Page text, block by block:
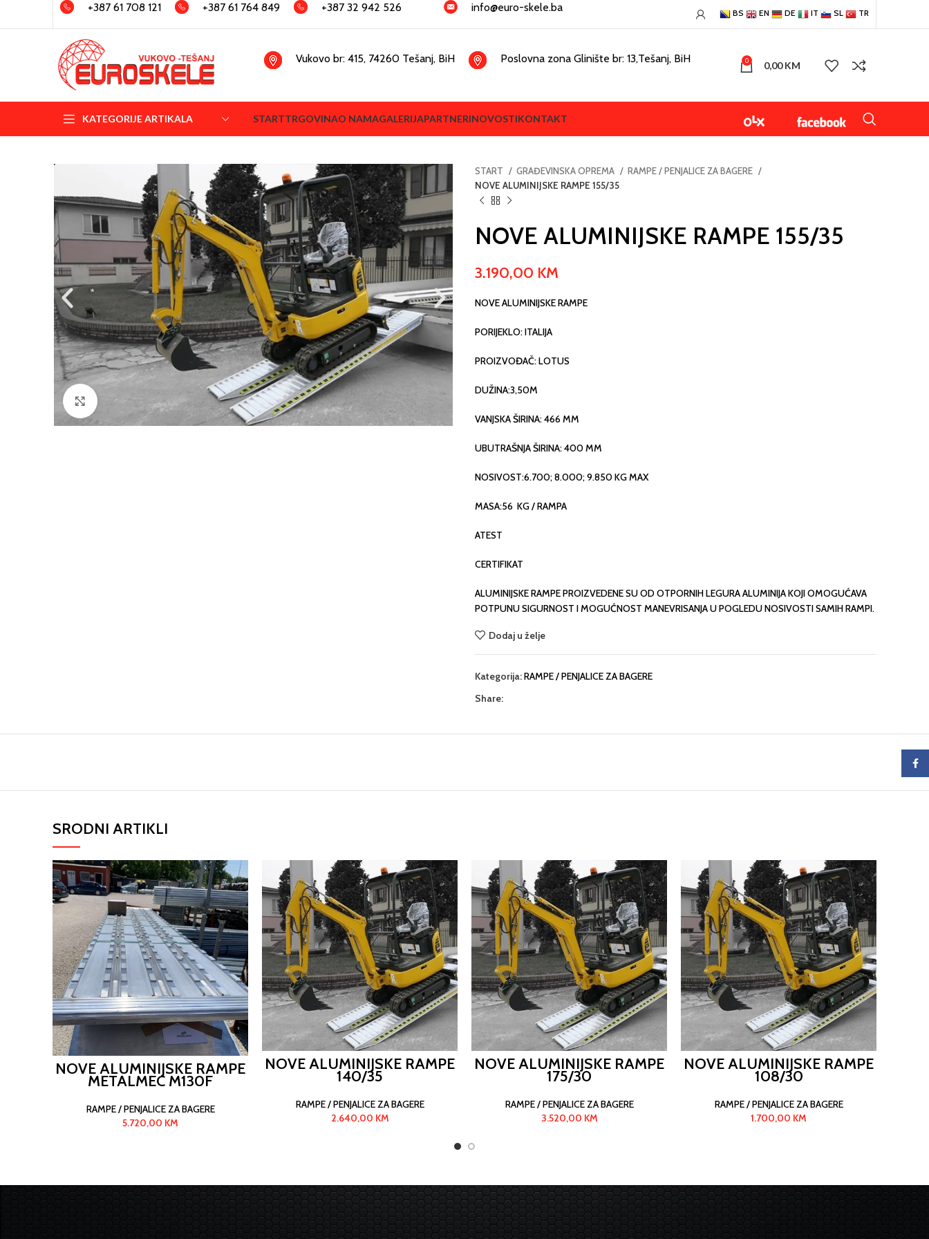
+387 61 708 121 +387 61 764 849 +387 32 942 526 info@euro-skele.ba BS EN DE IT SL TR
Vukovo br: 415, 74260 Tešanj, BiH Poslovna zona Glinište br: 13,Tešanj, BiH 0 0,00KM
KATEGORIJE ARTIKALA STARTTRGOVINAO NAMAGALERIJAPARTNERINOVOSTIKONTAKT
Click to enlarge
START GRAĐEVINSKA OPREMA
RAMPE / PENJALICE ZA BAGERE
NOVE ALUMINIJSKE RAMPE 155/35
NOVE ALUMINIJSKE RAMPE 155/35
3.190,00 KM
NOVE ALUMINIJSKE RAMPE
PORIJEKLO: ITALIJA
PROIZVOĐAČ: LOTUS
DUŽINA:3,50M
VANJSKA ŠIRINA: 466 MM
UBUTRAŠNJA ŠIRINA: 400 MM
NOSIVOST:6.700; 8.000; 9.850 KG MAX
MASA:56 KG / RAMPA
ATEST
CERTIFIKAT
ALUMINIJSKE RAMPE PROIZVEDENE SU OD OTPORNIH LEGURA ALUMINIJA KOJI OMOGUĆAVA
POTPUNU SIGURNOST I MOGUĆNOST MANEVRISANJA U POGLEDU NOSIVOSTI SAMIH RAMPI.
Dodaj u želje
Kategorija:RAMPE / PENJALICE ZA BAGERE
Share:
SRODNI ARTIKLI
NOVE ALUMINIJSKE RAMPE
METALMEC M130F
RAMPE / PENJALICE ZA BAGERE
5.720,00 KM
NOVE ALUMINIJSKE RAMPE
140/35
RAMPE / PENJALICE ZA BAGERE
2.640,00 KM
NOVE ALUMINIJSKE RAMPE
175/30
RAMPE / PENJALICE ZA BAGERE
3.520,00 KM
NOVE ALUMINIJSKE RAMPE
108/30
RAMPE / PENJALICE ZA BAGERE
1.700,00 KM